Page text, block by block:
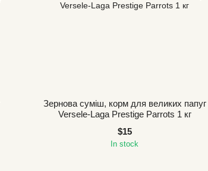
Зернова суміш, корм для великих папуг
Versele-Laga Prestige Parrots 1 кг
$15
In stock